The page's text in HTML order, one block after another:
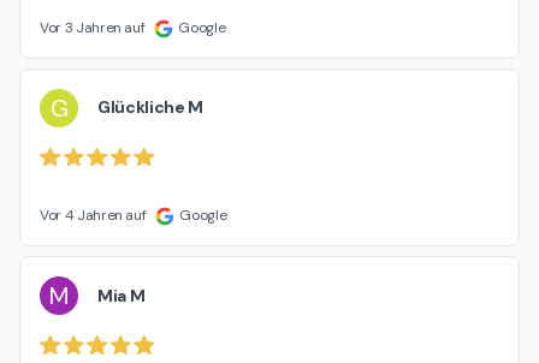
Vor 3 Jahren auf Google
G Glückliche M
Vor 4 Jahren auf Google
M Mia M